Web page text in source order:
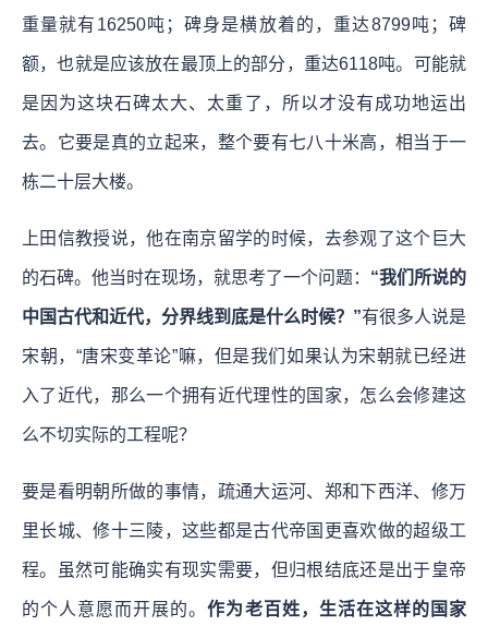
重量就有16250吨；碑身是横放着的，重达8799吨；碑
额，也就是应该放在最顶上的部分，重达6118吨。可能就
是因为这块石碑太大、太重了，所以才没有成功地运出
去。它要是真的立起来，整个要有七八十米高，相当于一
栋二十层大楼。
上田信教授说，他在南京留学的时候，去参观了这个巨大
的石碑。他当时在现场，就思考了一个问题： “我们所说的
中国古代和近代，分界线到底是什么时候？”有很多人说是
宋朝，“唐宋变革论”嘛，但是我们如果认为宋朝就已经进
入了近代，那么一个拥有近代理性的国家，怎么会修建这
么不切实际的工程呢？
要是看明朝所做的事情，疏通大运河、郑和下西洋、修万
里长城、修十三陵，这些都是古代帝国更喜欢做的超级工
程。虽然可能确实有现实需要，但归根结底还是出于皇帝
的个人意愿而开展的。作为老百姓，生活在这样的国家